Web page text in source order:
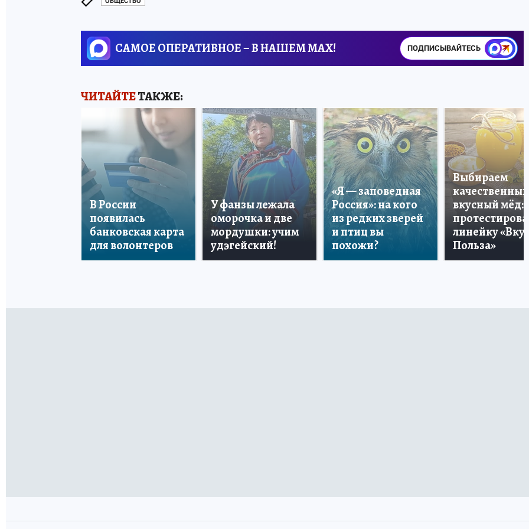
САМОЕ ОПЕРАТИВНОЕ – В НАШЕМ MAX! ПОДПИСЫВАЙТЕСЬ
ЧИТАЙТЕТАКЖЕ:
В России
появилась
банковская карта
для волонтеров
У фанзы лежала
оморочка и две
мордушки: учим
удэгейский!
«Я — заповедная
Россия»: на кого
из редких зверей
и птиц вы
похожи?
Выбираем
качественный
вкусный мёд:
линейку «Вкус
Польза»